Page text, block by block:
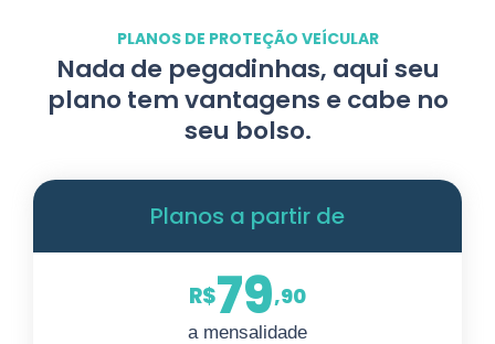
PLANOS DE PROTEÇÃO VEÍCULAR
Nada de pegadinhas, aqui seu
plano tem vantagens e cabe no
seu bolso.
Planos a partir de
R$79,90
a mensalidade